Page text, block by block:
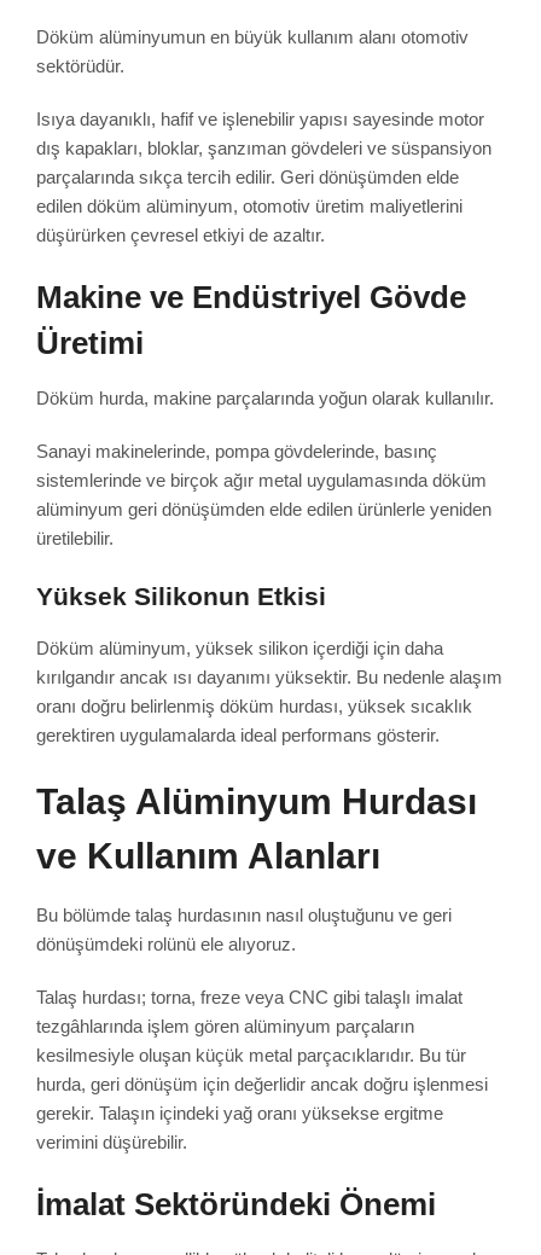
Döküm alüminyumun en büyük kullanım alanı otomotiv
sektörüdür.
Isıya dayanıklı, hafif ve işlenebilir yapısı sayesinde motor
dış kapakları, bloklar, şanzıman gövdeleri ve süspansiyon
parçalarında sıkça tercih edilir. Geri dönüşümden elde
edilen döküm alüminyum, otomotiv üretim maliyetlerini
düşürürken çevresel etkiyi de azaltır.
Makine ve Endüstriyel Gövde
Üretimi
Döküm hurda, makine parçalarında yoğun olarak kullanılır.
Sanayi makinelerinde, pompa gövdelerinde, basınç
sistemlerinde ve birçok ağır metal uygulamasında döküm
alüminyum geri dönüşümden elde edilen ürünlerle yeniden
üretilebilir.
Yüksek Silikonun Etkisi
Döküm alüminyum, yüksek silikon içerdiği için daha
kırılgandır ancak ısı dayanımı yüksektir. Bu nedenle alaşım
oranı doğru belirlenmiş döküm hurdası, yüksek sıcaklık
gerektiren uygulamalarda ideal performans gösterir.
Talaş Alüminyum Hurdası
ve Kullanım Alanları
Bu bölümde talaş hurdasının nasıl oluştuğunu ve geri
dönüşümdeki rolünü ele alıyoruz.
Talaş hurdası; torna, freze veya CNC gibi talaşlı imalat
tezgâhlarında işlem gören alüminyum parçaların
kesilmesiyle oluşan küçük metal parçacıklarıdır. Bu tür
hurda, geri dönüşüm için değerlidir ancak doğru işlenmesi
gerekir. Talaşın içindeki yağ oranı yüksekse ergitme
verimini düşürebilir.
İmalat Sektöründeki Önemi